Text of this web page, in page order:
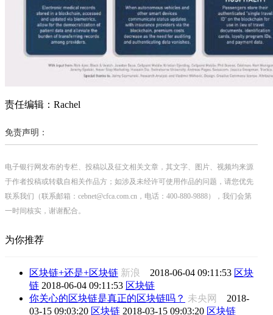
责任编辑：Rachel
免责声明：
电子银行网发布的专栏、投稿以及征文相关文章，其文字、图片、视频均来源
于作者投稿或转载自相关作品方；如涉及未经许可使用作品的问题，请您优先
联系我们（联系邮箱：cebnet@cfca.com.cn，电话：400-880-9888），我们会第
一时间核实，谢谢配合。
为你推荐
区块链+还是+区块链 新浪 2018-06-04 09:11:53 区块
链 2018-06-04 09:11:53 区块链
你关心的区块链是真正的区块链吗？ 未央网 2018-
03-15 09:03:20 区块链 2018-03-15 09:03:20 区块链